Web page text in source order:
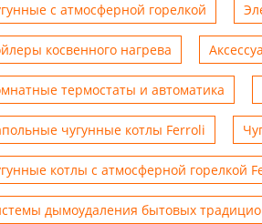
с атмосферной горелкой
косвенного нагрева
термостаты и автоматика
чугунные котлы Ferroli
котлы с атмосферной горелкой
дымоудаления бытовых